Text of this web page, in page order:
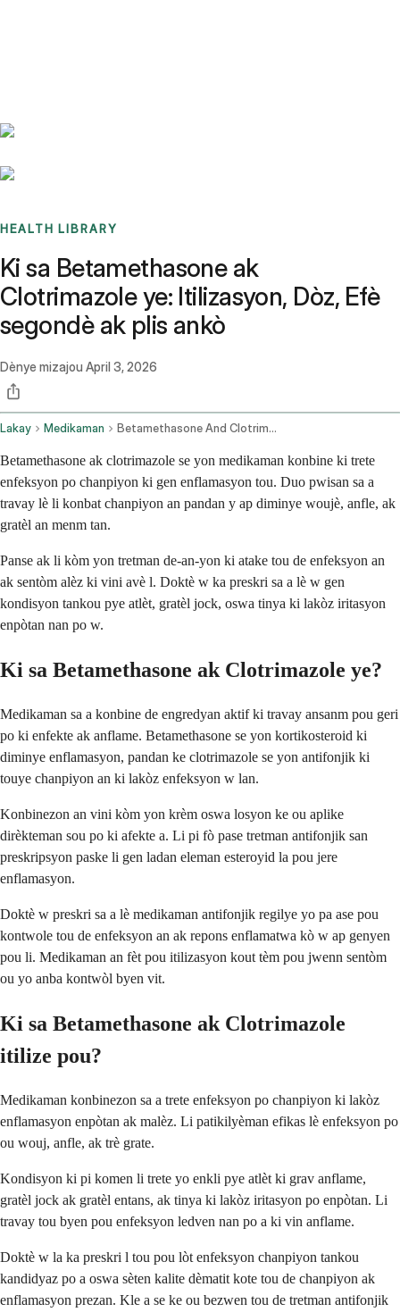
HEALTH LIBRARY
Ki sa Betamethasone ak
Clotrimazole ye: Itilizasyon, Dòz, Efè
segondè ak plis ankò
Dènye mizajou April 3, 2026
Lakay Medikaman Betamethasone And Clotrimazole Topical Route
Betamethasone ak clotrimazole se yon medikaman konbine ki trete
enfeksyon po chanpiyon ki gen enflamasyon tou. Duo pwisan sa a
travay lè li konbat chanpiyon an pandan y ap diminye woujè, anfle, ak
gratèl an menm tan.
Panse ak li kòm yon tretman de-an-yon ki atake tou de enfeksyon an
ak sentòm alèz ki vini avè l. Doktè w ka preskri sa a lè w gen
kondisyon tankou pye atlèt, gratèl jock, oswa tinya ki lakòz iritasyon
enpòtan nan po w.
Ki sa Betamethasone ak Clotrimazole ye?
Medikaman sa a konbine de engredyan aktif ki travay ansanm pou geri
po ki enfekte ak anflame. Betamethasone se yon kortikosteroid ki
diminye enflamasyon, pandan ke clotrimazole se yon antifonjik ki
touye chanpiyon an ki lakòz enfeksyon w lan.
Konbinezon an vini kòm yon krèm oswa losyon ke ou aplike
dirèkteman sou po ki afekte a. Li pi fò pase tretman antifonjik san
preskripsyon paske li gen ladan eleman esteroyid la pou jere
enflamasyon.
Doktè w preskri sa a lè medikaman antifonjik regilye yo pa ase pou
kontwole tou de enfeksyon an ak repons enflamatwa kò w ap genyen
pou li. Medikaman an fèt pou itilizasyon kout tèm pou jwenn sentòm
ou yo anba kontwòl byen vit.
Ki sa Betamethasone ak Clotrimazole
itilize pou?
Medikaman konbinezon sa a trete enfeksyon po chanpiyon ki lakòz
enflamasyon enpòtan ak malèz. Li patikilyèman efikas lè enfeksyon po
ou wouj, anfle, ak trè grate.
Kondisyon ki pi komen li trete yo enkli pye atlèt ki grav anflame,
gratèl jock ak gratèl entans, ak tinya ki lakòz iritasyon po enpòtan. Li
travay tou byen pou enfeksyon ledven nan po a ki vin anflame.
Doktè w la ka preskri l tou pou lòt enfeksyon chanpiyon tankou
kandidyaz po a oswa sèten kalite dèmatit kote tou de chanpiyon ak
enflamasyon prezan. Kle a se ke ou bezwen tou de tretman antifonjik